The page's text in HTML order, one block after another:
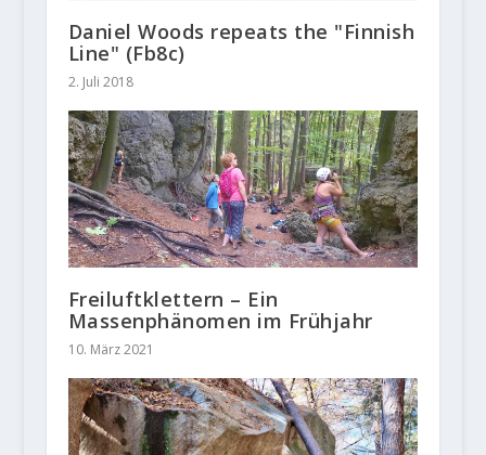
Daniel Woods repeats the "Finnish
Line" (Fb8c)
2. Juli 2018
Freiluftklettern – Ein
Massenphänomen im Frühjahr
10. März 2021